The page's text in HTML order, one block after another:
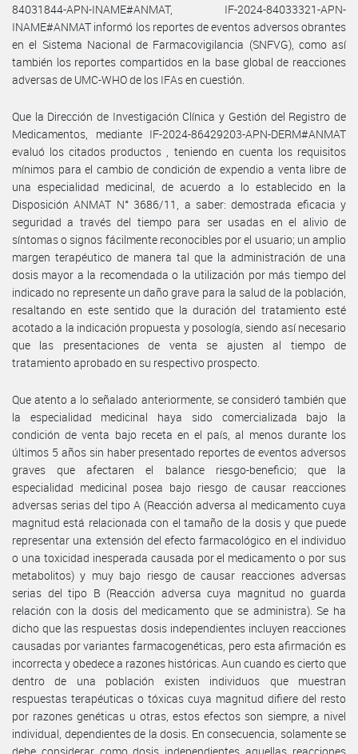
84031844-APN-INAME#ANMAT, IF-2024-84033321-APN-
INAME#ANMAT informó los reportes de eventos adversos obrantes
en el Sistema Nacional de Farmacovigilancia (SNFVG), como así
también los reportes compartidos en la base global de reacciones
adversas de UMC-WHO de los IFAs en cuestión.
Que la Dirección de Investigación Clínica y Gestión del Registro de
Medicamentos, mediante IF-2024-86429203-APN-DERM#ANMAT
evaluó los citados productos , teniendo en cuenta los requisitos
mínimos para el cambio de condición de expendio a venta libre de
una especialidad medicinal, de acuerdo a lo establecido en la
Disposición ANMAT N° 3686/11, a saber: demostrada eficacia y
seguridad a través del tiempo para ser usadas en el alivio de
síntomas o signos fácilmente reconocibles por el usuario; un amplio
margen terapéutico de manera tal que la administración de una
dosis mayor a la recomendada o la utilización por más tiempo del
indicado no represente un daño grave para la salud de la población,
resaltando en este sentido que la duración del tratamiento esté
acotado a la indicación propuesta y posología, siendo así necesario
que las presentaciones de venta se ajusten al tiempo de
tratamiento aprobado en su respectivo prospecto.
Que atento a lo señalado anteriormente, se consideró también que
la especialidad medicinal haya sido comercializada bajo la
condición de venta bajo receta en el país, al menos durante los
últimos 5 años sin haber presentado reportes de eventos adversos
graves que afectaren el balance riesgo-beneficio; que la
especialidad medicinal posea bajo riesgo de causar reacciones
adversas serias del tipo A (Reacción adversa al medicamento cuya
magnitud está relacionada con el tamaño de la dosis y que puede
representar una extensión del efecto farmacológico en el individuo
o una toxicidad inesperada causada por el medicamento o por sus
metabolitos) y muy bajo riesgo de causar reacciones adversas
serias del tipo B (Reacción adversa cuya magnitud no guarda
relación con la dosis del medicamento que se administra). Se ha
dicho que las respuestas dosis independientes incluyen reacciones
causadas por variantes farmacogenéticas, pero esta afirmación es
incorrecta y obedece a razones históricas. Aun cuando es cierto que
dentro de una población existen individuos que muestran
respuestas terapéuticas o tóxicas cuya magnitud difiere del resto
por razones genéticas u otras, estos efectos son siempre, a nivel
individual, dependientes de la dosis. En consecuencia, solamente se
debe considerar como dosis independientes aquellas reacciones